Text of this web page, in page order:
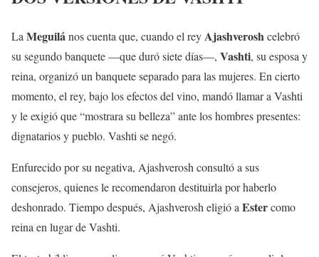
La Meguilános cuenta que, cuando el reyAjashveroshcelebró
su segundo banquete —que duró siete días—, Vashti, su esposa y
reina, organizó un banquete separado para las mujeres. En cierto
momento, el rey, bajo los efectos del vino, mandó llamar a Vashti
y le exigió que “mostrara su belleza” ante los hombres presentes:
dignatarios y pueblo. Vashti se negó.
Enfurecido por su negativa, Ajashverosh consultó a sus
consejeros, quienes le recomendaron destituirla por haberlo
deshonrado. Tiempo después, Ajashverosh eligió a Estercomo
reina en lugar de Vashti.